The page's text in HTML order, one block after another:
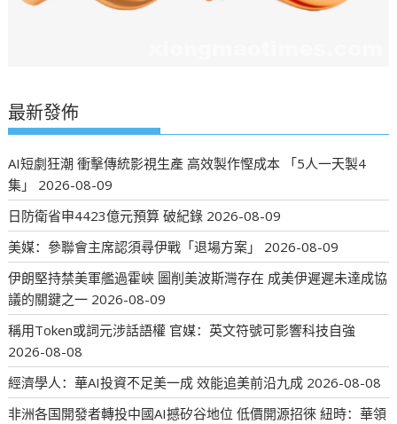
最新發佈
AI短劇狂潮 衝擊傳統影視生產 高效製作慳成本 「5人一天製4
集」
2026-08-09
日防衛省申4423億元預算 破紀錄 2026-08-09
美媒：參聯會主席認須尋伊戰「退場方案」
2026-08-09
伊朗堅持禁美軍艦過霍峽 圖削美波斯灣存在 成美伊遲遲未達成協
議的關鍵之一 2026-08-09
稱用Token或詞元涉話語權 官媒：英文符號可影響科技自強
2026-08-08
經濟學人：華AI投資不足美一成 效能追美前沿九成 2026-08-08
非洲各国開發者轉投中國AI撼矽谷地位 低價開源招徠 紐時：華領